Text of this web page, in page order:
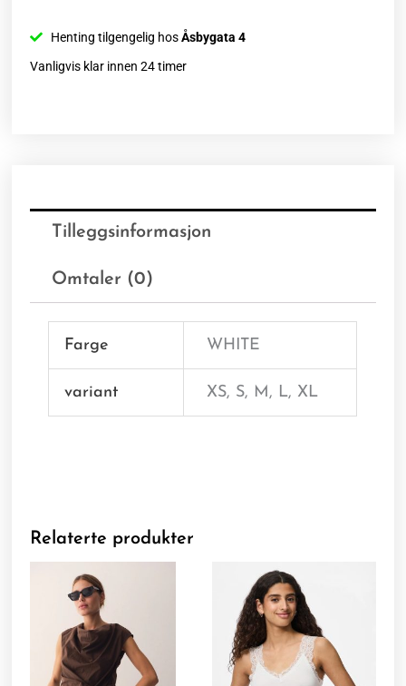
Henting tilgengelig hosÅsbygata 4
Vanligvis klar innen 24 timer
Tilleggsinformasjon
Omtaler (0)
Farge WHITE
variant XS, S, M, L, XL
Relaterte produkter